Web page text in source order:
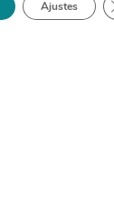
Ajustes